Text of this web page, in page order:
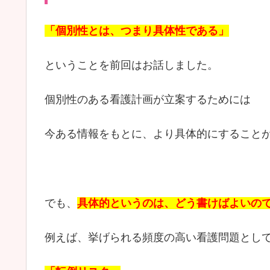
「個別性とは、つまり具体性である」
ということを前回はお話しました。
個別性のある看護計画が立案するためには
今ある情報をもとに、より具体的にすること
でも、 具体的というのは、どう書けばよいの
例えば、挙げられる頻度の高い看護問題とし